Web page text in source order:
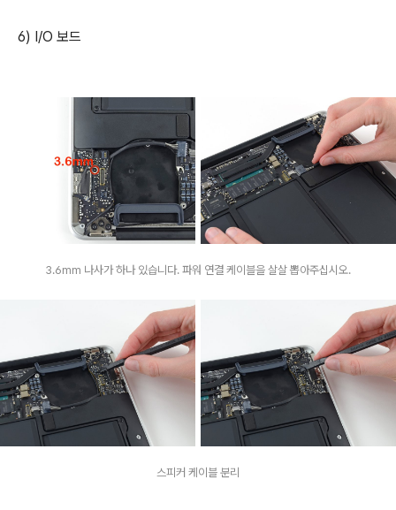
6) I/O 보드
3.6mm 나사가 하나 있습니다. 파워 연결 케이블을 살살 뽑아주십시오.
스피커 케이블 분리